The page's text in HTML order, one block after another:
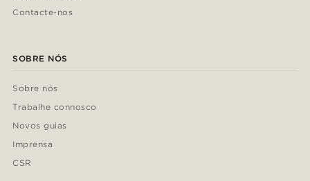
Contacte-nos
SOBRE NÓS
Sobre nós
Trabalhe connosco
Novos guias
Imprensa
CSR